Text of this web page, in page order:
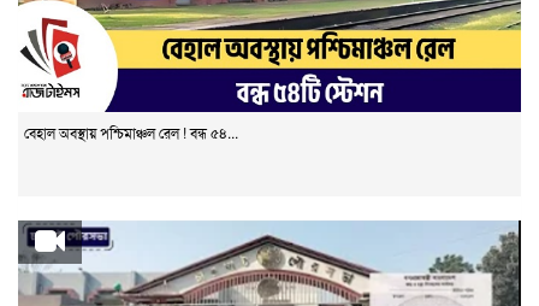
বেহাল অবস্থায় পশ্চিমাঞ্চল রেল ! বন্ধ ৫৪...